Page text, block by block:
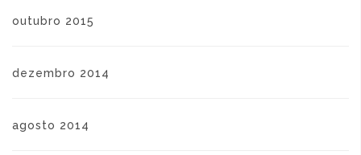
outubro 2015
dezembro 2014
agosto 2014